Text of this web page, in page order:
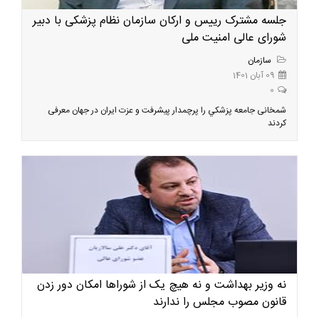
جلسه مشترک رییس و ارکان سازمان نظام پزشکی با دبیر
شورای عالی امنیت ملی
سازمان
09 آبان 1401
0
شمخانی جامعه پزشكي را پرچمدار پيشرفت و عزت ايران در جهان معرفی
کردند
نه وزیر بهداشت و نه هیچ یک از شوراها امکان دور زدن
قانون مصوب مجلس را ندارند